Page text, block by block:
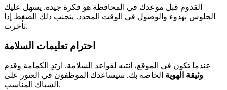
القدوم قبل موعدك في المحافظة هو فكرة جيدة. يسهل عليك
الجلوس بهدوء والوصول في الوقت المحدد. يتجنب ذلك الضغط إذا
تأخرت.
احترام تعليمات السلامة
عندما تكون في الموقع، انتبه لقواعد السلامة. ارتدِ الكمامة وقدم
وثيقة الهوية الخاصة بك. سيساعدك الموظفون في العثور على
الشباك المناسب.